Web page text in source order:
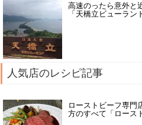
高速のったら意外と
「天橋立ビューラン
人気店のレシピ記事
ローストビーフ専門
方のすべて「ロース